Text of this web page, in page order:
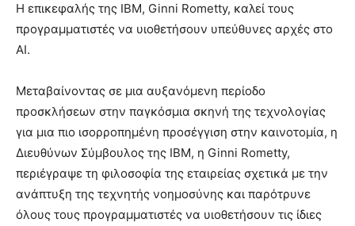
Η επικεφαλής της IBM, Ginni Rometty, καλεί τους
προγραμματιστές να υιοθετήσουν υπεύθυνες αρχές στο
AI.
Μεταβαίνοντας σε μια αυξανόμενη περίοδο
προσκλήσεων στην παγκόσμια σκηνή της τεχνολογίας
για μια πιο ισορροπημένη προσέγγιση στην καινοτομία, η
Διευθύνων Σύμβουλος της IBM, η Ginni Rometty,
περιέγραψε τη φιλοσοφία της εταιρείας σχετικά με την
ανάπτυξη της τεχνητής νοημοσύνης και παρότρυνε
όλους τους προγραμματιστές να υιοθετήσουν τις ίδιες